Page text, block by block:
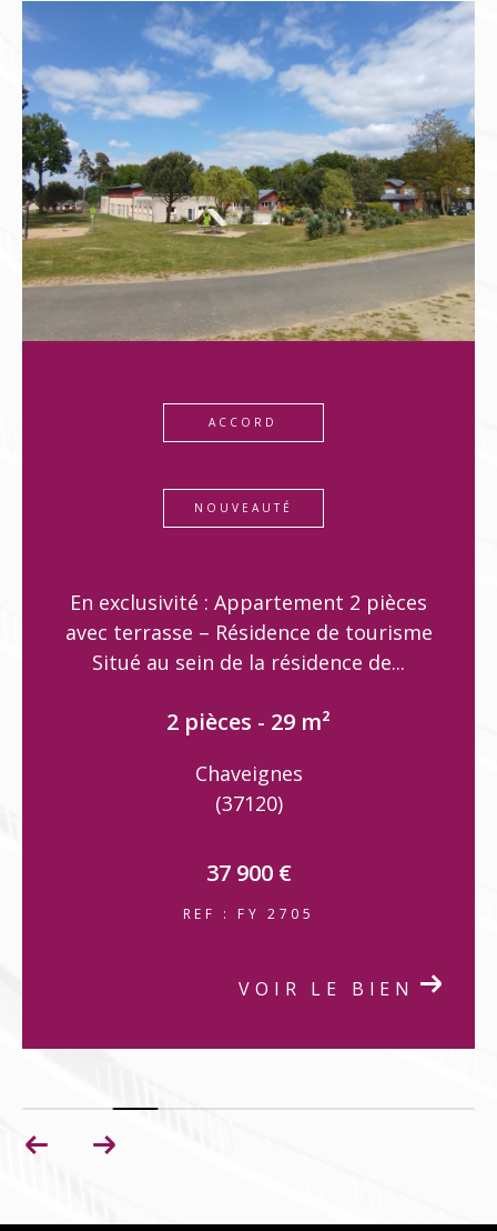
ACCORD
NOUVEAUTÉ
En exclusivité : Appartement 2 pièces
avec terrasse – Résidence de tourisme
Situé au sein de la résidence de...
2 pièces - 29 m²
Chaveignes
(37120)
37 900 €
REF : FY 2705
VOIR LE BIEN